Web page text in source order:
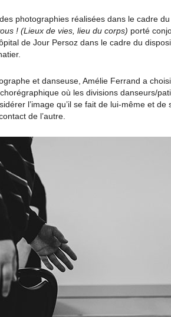
photographies réalisées dans le cadre
! (Lieux de vies, lieu du corps) porté
de Jour Persoz dans le cadre du
et danseuse, Amélie Ferrand a
où les divisions danseurs/
l’image qu’il se fait de lui-même et
de l’autre.